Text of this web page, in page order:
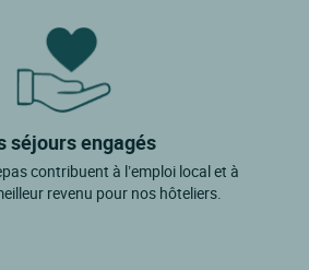
séjours engagés
contribuent à l’emploi local et à
revenu pour nos hôteliers.